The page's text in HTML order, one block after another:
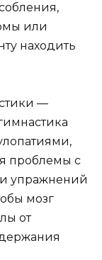
или
находить
—
проблемы с
упражнений
мозг
от